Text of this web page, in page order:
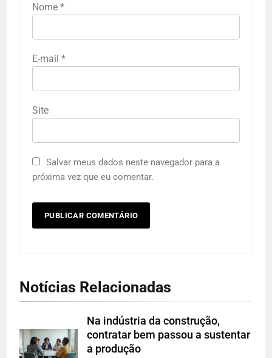
Nome *
E-mail *
Site
Salvar meus dados neste navegador para a
próxima vez que eu comentar.
Notícias Relacionadas
Na indústria da construção,
contratar bem passou a sustentar
a produção